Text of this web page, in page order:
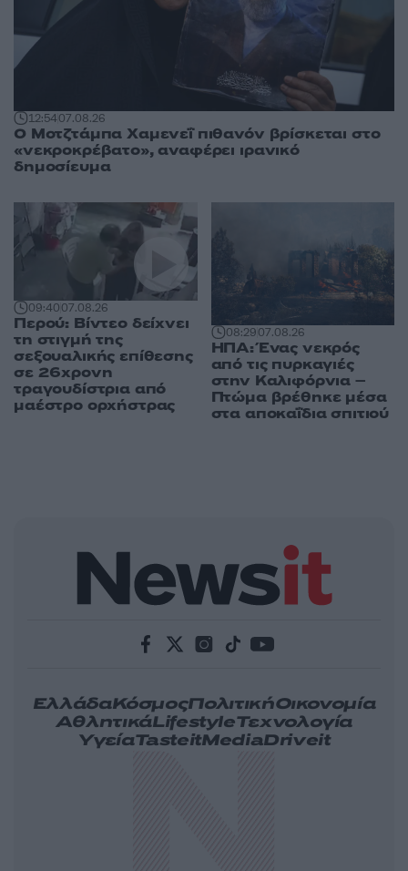
12:5407.08.26
Ο Μοτζτάμπα Χαμενεΐ πιθανόν βρίσκεται στο
«νεκροκρέβατο», αναφέρει ιρανικό
δημοσίευμα
09:4007.08.26
Περού: Βίντεο δείχνει
τη στιγμή της
σεξουαλικής επίθεσης
σε 26χρονη
τραγουδίστρια από
μαέστρο ορχήστρας
08:2907.08.26
ΗΠΑ: Ένας νεκρός
από τις πυρκαγιές
στην Καλιφόρνια –
Πτώμα βρέθηκε μέσα
στα αποκαΐδια σπιτιού
ΕλλάδαΚόσμοςΠολιτικήΟικονομία
ΑθλητικάLifestyleΤεχνολογία
ΥγείαTasteitMediaDriveit